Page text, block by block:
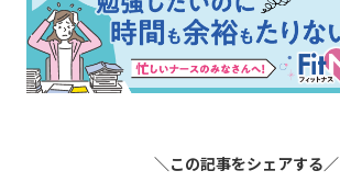
＼この記事をシェアする／